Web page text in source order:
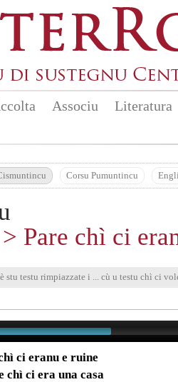
Associu Literatura
Corsu Pumuntincu
Pare chì ci
stu testu rimpiazzate i ... cù u testu chì ci
ci eranu e ruine
chì ci era una casa